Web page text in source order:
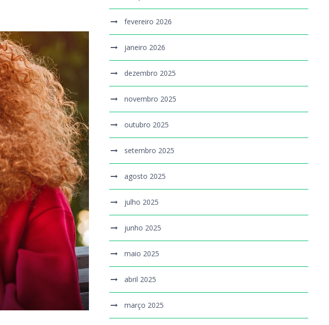
fevereiro 2026
janeiro 2026
dezembro 2025
novembro 2025
outubro 2025
setembro 2025
agosto 2025
julho 2025
junho 2025
maio 2025
abril 2025
março 2025